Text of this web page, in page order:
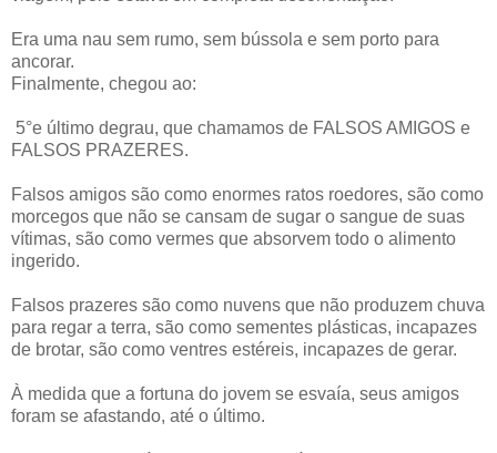
Era uma nau sem rumo, sem bússola e sem porto para
ancorar.
Finalmente, chegou ao:
5°e último degrau, que chamamos de FALSOS AMIGOS e
FALSOS PRAZERES.
Falsos amigos são como enormes ratos roedores, são como
morcegos que não se cansam de sugar o sangue de suas
vítimas, são como vermes que absorvem todo o alimento
ingerido.
Falsos prazeres são como nuvens que não produzem chuva
para regar a terra, são como sementes plásticas, incapazes
de brotar, são como ventres estéreis, incapazes de gerar.
À medida que a fortuna do jovem se esvaía, seus amigos
foram se afastando, até o último.